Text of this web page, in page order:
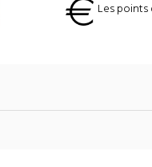
Les